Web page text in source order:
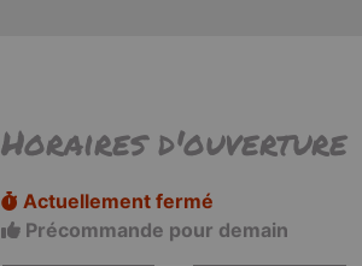
Horaires d'ouverture
Actuellement fermé
Précommande pour demain